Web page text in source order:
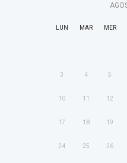
LUN MAR MER
3 4 5
10 11 12
17 18 19
24 25 26